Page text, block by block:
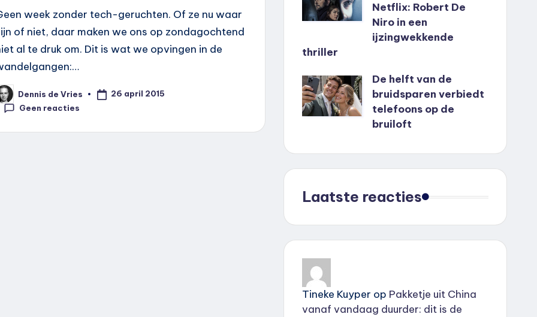
week zonder tech-geruchten. Of ze nu waar
of niet, daar maken we ons op zondagochtend
al te druk om. Dit is wat we opvingen in de
Dennis de Vries
26 april 2015
Geen reacties
Netflix: Robert De
Niro in een
ijzingwekkende
thriller
De helft van de
bruidsparen verbiedt
telefoons op de
bruiloft
Laatste reacties
Tineke Kuyper op Pakketje uit China
vanaf vandaag duurder: dit is de